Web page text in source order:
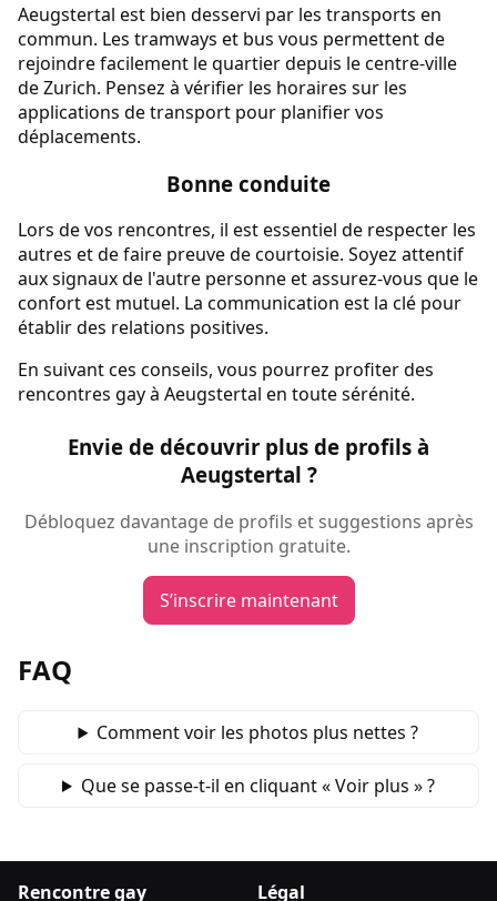
Aeugstertal est bien desservi par les transports en
commun. Les tramways et bus vous permettent de
rejoindre facilement le quartier depuis le centre-ville
de Zurich. Pensez à vérifier les horaires sur les
applications de transport pour planifier vos
déplacements.
Bonne conduite
Lors de vos rencontres, il est essentiel de respecter les
autres et de faire preuve de courtoisie. Soyez attentif
aux signaux de l'autre personne et assurez-vous que le
confort est mutuel. La communication est la clé pour
établir des relations positives.
En suivant ces conseils, vous pourrez profiter des
rencontres gay à Aeugstertal en toute sérénité.
Envie de découvrir plus de profils à
Aeugstertal ?
Débloquez davantage de profils et suggestions après
une inscription gratuite.
S’inscrire maintenant
FAQ
Comment voir les photos plus nettes ?
Que se passe‑t‑il en cliquant « Voir plus » ?
Rencontre gay Légal